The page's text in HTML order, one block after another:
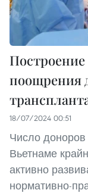
Построение
поощрения
18/07/2024 00:51
Число доноров
Вьетнаме
активно
нормативно-